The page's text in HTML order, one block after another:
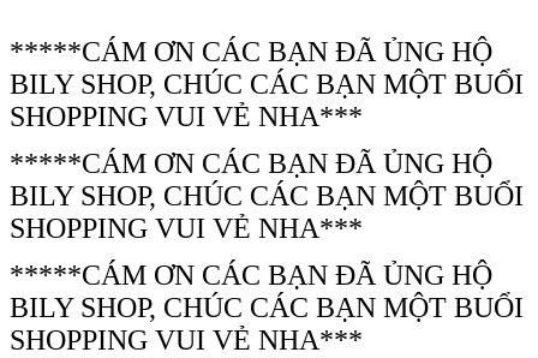
*****CÁM ƠN CÁC BẠN ĐÃ ỦNG HỘ
BILY SHOP, CHÚC CÁC BẠN MỘT BUỔI
SHOPPING VUI VẺ NHA***
*****CÁM ƠN CÁC BẠN ĐÃ ỦNG HỘ
BILY SHOP, CHÚC CÁC BẠN MỘT BUỔI
SHOPPING VUI VẺ NHA***
*****CÁM ƠN CÁC BẠN ĐÃ ỦNG HỘ
BILY SHOP, CHÚC CÁC BẠN MỘT BUỔI
SHOPPING VUI VẺ NHA***